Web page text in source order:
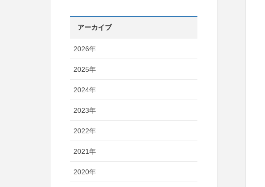
アーカイブ
2026年
2025年
2024年
2023年
2022年
2021年
2020年